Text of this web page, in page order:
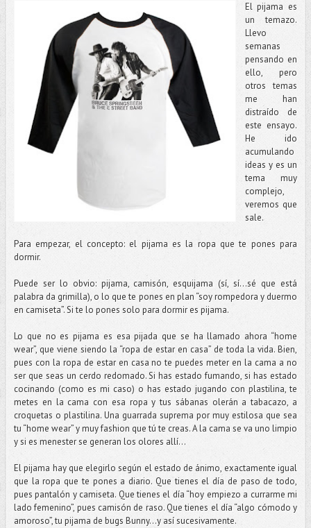
El pijama es
un temazo.
Llevo
semanas
pensando en
ello, pero
otros temas
me han
distraído de
este ensayo.
He ido
acumulando
ideas y es un
tema muy
complejo,
veremos que
sale.
Para empezar, el concepto: el pijama es la ropa que te pones para
dormir.
Puede ser lo obvio: pijama, camisón, esquijama (sí, sí...sé que está
palabra da grimilla), o lo que te pones en plan “soy rompedora y duermo
en camiseta”. Si te lo pones solo para dormir es pijama.
Lo que no es pijama es esa pijada que se ha llamado ahora “home
wear”, que viene siendo la “ropa de estar en casa” de toda la vida. Bien,
pues con la ropa de estar en casa no te puedes meter en la cama a no
ser que seas un cerdo redomado. Si has estado fumando, si has estado
cocinando (como es mi caso) o has estado jugando con plastilina, te
metes en la cama con esa ropa y tus sábanas olerán a tabacazo, a
croquetas o plastilina. Una guarrada suprema por muy estilosa que sea
tu “home wear” y muy fashion que tú te creas. A la cama se va uno limpio
y si es menester se generan los olores allí…
El pijama hay que elegirlo según el estado de ánimo, exactamente igual
que la ropa que te pones a diario. Que tienes el día de paso de todo,
pues pantalón y camiseta. Que tienes el día “hoy empiezo a currarme mi
lado femenino”, pues camisón de raso. Que tienes el día “algo cómodo y
amoroso”, tu pijama de bugs Bunny…y así sucesivamente.